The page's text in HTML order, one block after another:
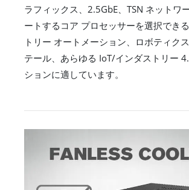
ラフィックス、2.5GbE、TSN ネットワ
ートするコア プロセッサーを選択でき
トリー オートメーション、ロボティク
テール、あらゆる IoT/インダストリー
ションに適しています。